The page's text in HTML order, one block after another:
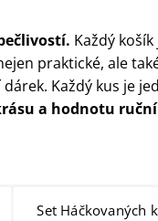
Každý
praktické, ale
Každý kus je
a hodnotu
Set Háčkovaných